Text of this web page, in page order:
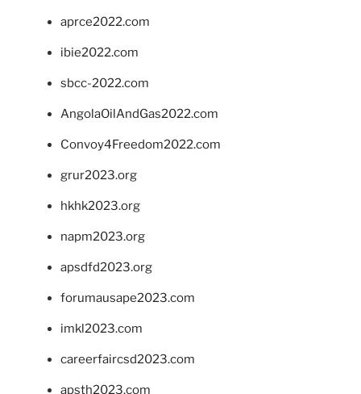
aprce2022.com
ibie2022.com
sbcc-2022.com
AngolaOilAndGas2022.com
Convoy4Freedom2022.com
grur2023.org
hkhk2023.org
napm2023.org
apsdfd2023.org
forumausape2023.com
imkl2023.com
careerfaircsd2023.com
apsth2023.com